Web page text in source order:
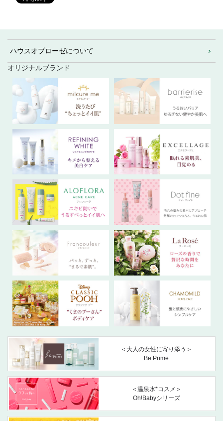
ハウスオブローゼについて
オリジナルブランド
＜大人の女性に寄り添う＞
Be Prime
＜温泉水*コスメ＞
Oh!Babyシリーズ